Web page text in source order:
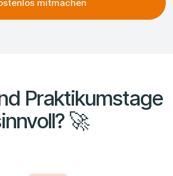
mitmachen
Praktikumstage
🚀